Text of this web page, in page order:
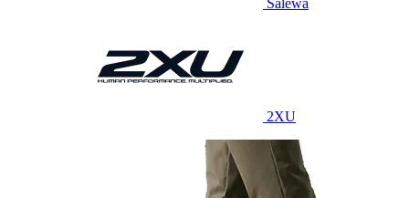
Salewa
2XU